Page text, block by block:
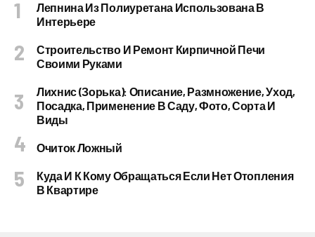
Лепнина Из Полиуретана Использована В
Интерьере
Строительство И Ремонт Кирпичной Печи
Своими Руками
Лихнис (Зорька): Описание, Размножение, Уход,
Посадка, Применение В Саду, Фото, Сорта И
Виды
Очиток Ложный
Куда И К Кому Обращаться Если Нет Отопления
В Квартире